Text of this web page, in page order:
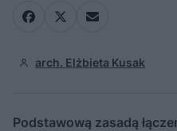
arch. Elżbieta Kusak
Podstawową zasadą